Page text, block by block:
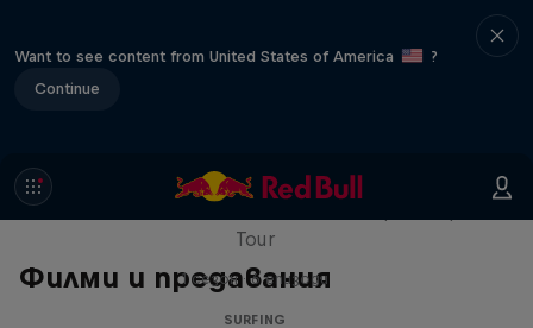
Want to see content from United States of America
?
Continue
Филми и предавания
WSL Replay
Tour
1 сезон · 6 епизоди
SURFING